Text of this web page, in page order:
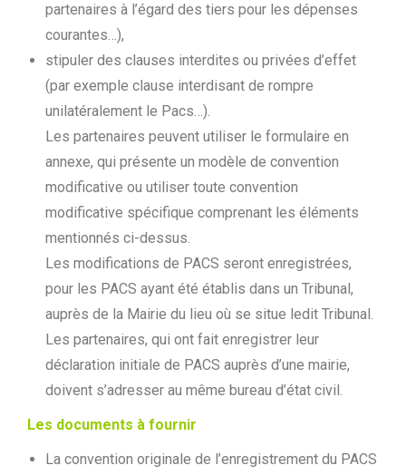
partenaires à l’égard des tiers pour les dépenses
courantes…),
stipuler des clauses interdites ou privées d’effet
(par exemple clause interdisant de rompre
unilatéralement le Pacs…).
Les partenaires peuvent utiliser le formulaire en
annexe, qui présente un modèle de convention
modificative ou utiliser toute convention
modificative spécifique comprenant les éléments
mentionnés ci-dessus.
Les modifications de PACS seront enregistrées,
pour les PACS ayant été établis dans un Tribunal,
auprès de la Mairie du lieu où se situe ledit Tribunal.
Les partenaires, qui ont fait enregistrer leur
déclaration initiale de PACS auprès d’une mairie,
doivent s’adresser au même bureau d’état civil.
Les documents à fournir
La convention originale de l’enregistrement du PACS